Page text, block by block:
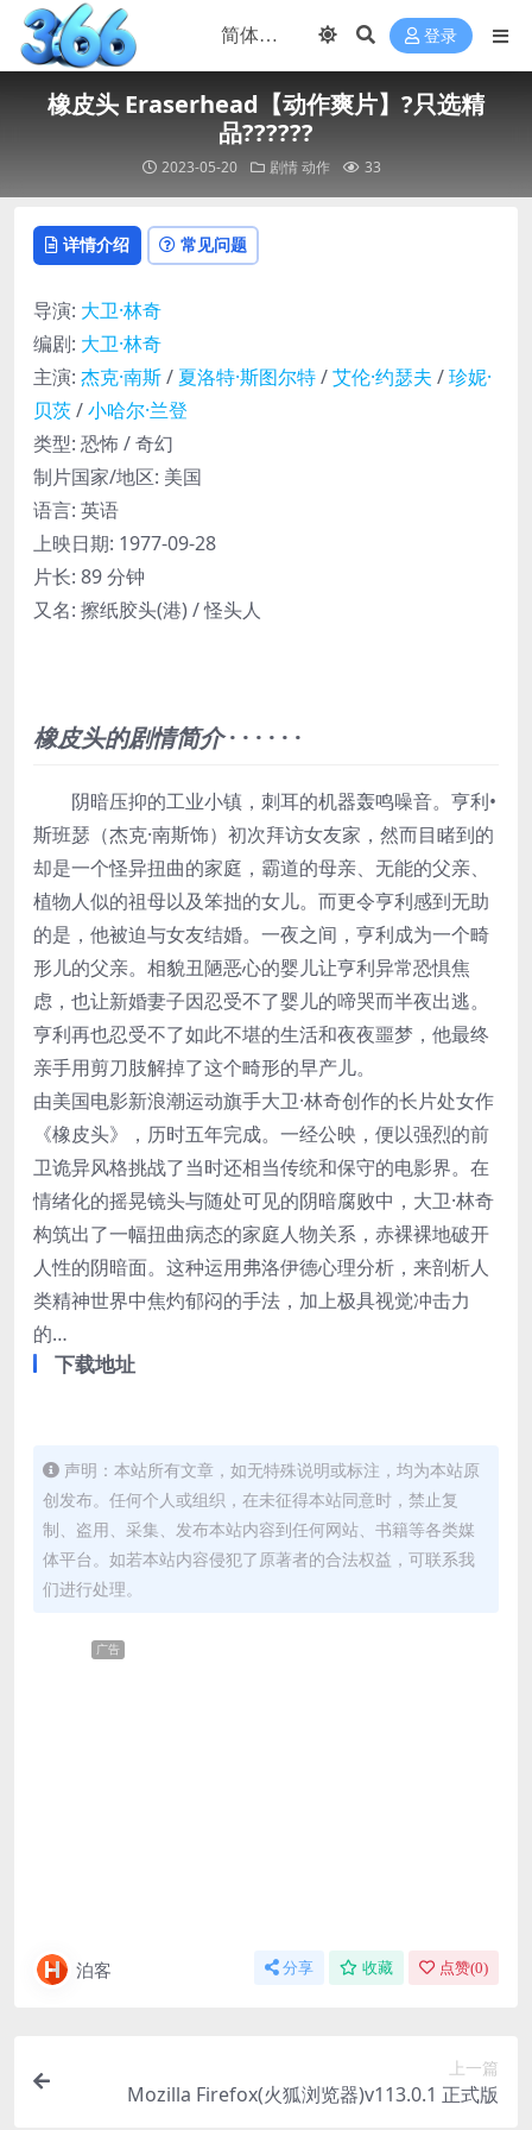
登录
橡皮头 Eraserhead【动作爽片】?只选精
品??????
2023-05-20 剧情 动作 33
详情介绍 常见问题
导演: 大卫·林奇
编剧: 大卫·林奇
主演: 杰克·南斯/ 夏洛特·斯图尔特/艾伦·约瑟夫 /珍妮·
贝茨/小哈尔·兰登
类型: 恐怖 / 奇幻
制片国家/地区: 美国
语言: 英语
上映日期: 1977-09-28
片长: 89 分钟
又名: 擦纸胶头(港) / 怪头人
橡皮头的剧情简介· · · · · ·
阴暗压抑的工业小镇，刺耳的机器轰鸣噪音。亨利•
斯班瑟（杰克·南斯饰）初次拜访女友家，然而目睹到的
却是一个怪异扭曲的家庭，霸道的母亲、无能的父亲、
植物人似的祖母以及笨拙的女儿。而更令亨利感到无助
的是，他被迫与女友结婚。一夜之间，亨利成为一个畸
形儿的父亲。相貌丑陋恶心的婴儿让亨利异常恐惧焦
虑，也让新婚妻子因忍受不了婴儿的啼哭而半夜出逃。
亨利再也忍受不了如此不堪的生活和夜夜噩梦，他最终
亲手用剪刀肢解掉了这个畸形的早产儿。
由美国电影新浪潮运动旗手大卫·林奇创作的长片处女作
《橡皮头》，历时五年完成。一经公映，便以强烈的前
卫诡异风格挑战了当时还相当传统和保守的电影界。在
情绪化的摇晃镜头与随处可见的阴暗腐败中，大卫·林奇
构筑出了一幅扭曲病态的家庭人物关系，赤裸裸地破开
人性的阴暗面。这种运用弗洛伊德心理分析，来剖析人
类精神世界中焦灼郁闷的手法，加上极具视觉冲击力
的…
下载地址
声明：本站所有文章，如无特殊说明或标注，均为本站原
创发布。任何个人或组织，在未征得本站同意时，禁止复
制、盗用、采集、发布本站内容到任何网站、书籍等各类媒
体平台。如若本站内容侵犯了原著者的合法权益，可联系我
们进行处理。
广告
泊客 分享 收藏 点赞(0)
上一篇
Mozilla Firefox(火狐浏览器)v113.0.1 正式版